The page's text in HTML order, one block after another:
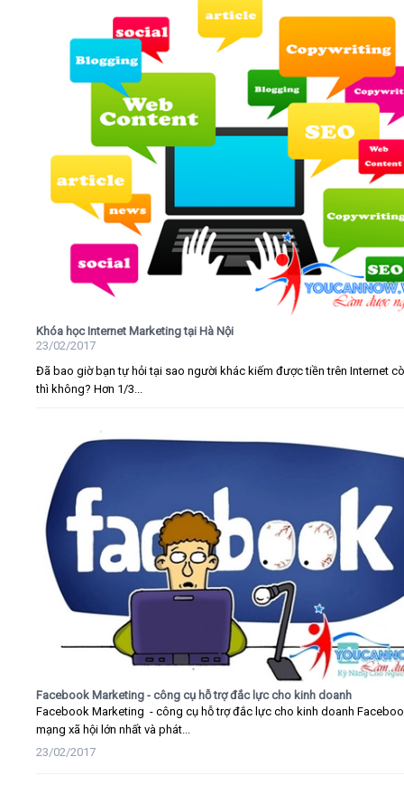
Khóa học Internet Marketing tại Hà Nội
23/02/2017
Đã bao giờ bạn tự hỏi tại sao người khác kiếm được tiền trên Internet
thì không? Hơn 1/3...
Facebook Marketing - công cụ hỗ trợ đắc lực cho kinh doanh
Facebook Marketing - công cụ hỗ trợ đắc lực cho kinh doanh
mạng xã hội lớn nhất và phát...
23/02/2017